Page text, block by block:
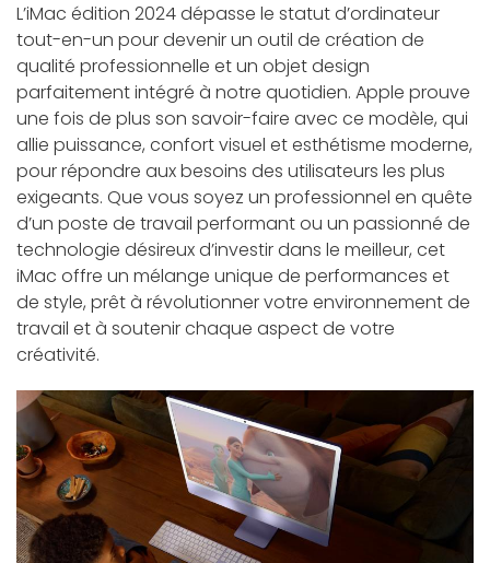
L’iMac édition 2024 dépasse le statut d’ordinateur
tout-en-un pour devenir un outil de création de
qualité professionnelle et un objet design
parfaitement intégré à notre quotidien. Apple prouve
une fois de plus son savoir-faire avec ce modèle, qui
allie puissance, confort visuel et esthétisme moderne,
pour répondre aux besoins des utilisateurs les plus
exigeants. Que vous soyez un professionnel en quête
d’un poste de travail performant ou un passionné de
technologie désireux d’investir dans le meilleur, cet
iMac offre un mélange unique de performances et
de style, prêt à révolutionner votre environnement de
travail et à soutenir chaque aspect de votre
créativité.